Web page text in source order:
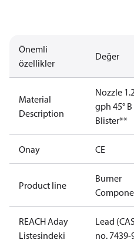
Önemli
özellikler
Değer
Material
Description
Nozzle
gph 45°
Blister**
Onay CE
Product line
Burner
REACH Aday
Listesindeki
Lead
no. 7439-